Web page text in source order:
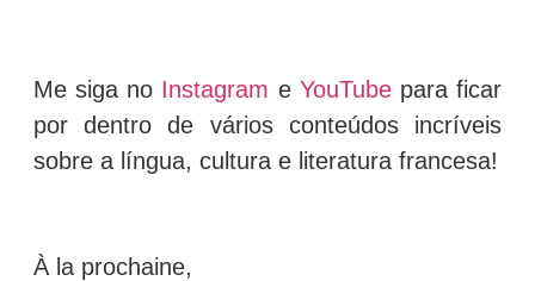
Me siga no Instagram e YouTubepara ficar
por dentro de vários conteúdos incríveis
sobre a língua, cultura e literatura francesa!
À la prochaine,